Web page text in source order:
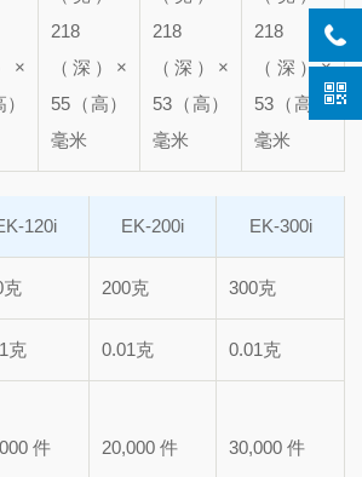
×
218
（深）×
55（高）
毫米
218
（深）×
53（高）
毫米
218
（深）×
53（高）
毫米
120i EK-200i EK-300i
克 200克 300克
克 0.01克 0.01克
件 20,000 件 30,000 件